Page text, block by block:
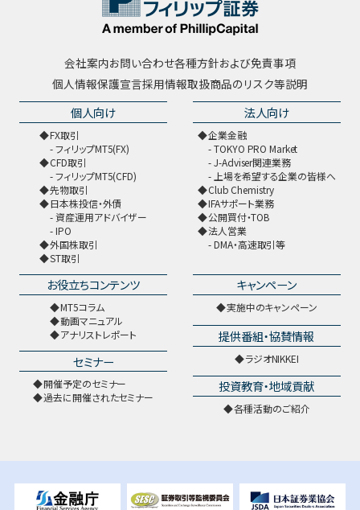
株式会社セレブリックス（友好的/スクイーズアウトを
前提としたTOB）
会社案内お問い合わせ各種方針および免責事項
個人情報保護宣言採用情報取扱商品のリスク等説明
個人向け
FX取引
フィリップMT5(FX)
CFD取引
フィリップMT5(CFD)
先物取引
日本株投信・外債
資産運用アドバイザー
IPO
外国株取引
ST取引
法人向け
企業金融
TOKYO PRO Market
J-Adviser関連業務
上場を希望する企業の皆様へ
Club Chemistry
IFAサポート業務
公開買付・TOB
法人営業
DMA・高速取引等
お役立ちコンテンツ
MT5コラム
動画マニュアル
アナリストレポート
セミナー
開催予定のセミナー
過去に開催されたセミナー
キャンペーン
実施中のキャンペーン
提供番組・協賛情報
ラジオNIKKEI
投資教育・地域貢献
各種活動のご紹介